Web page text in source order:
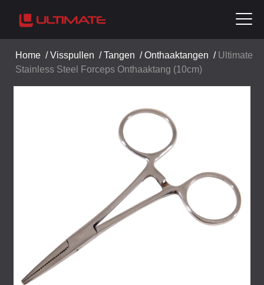
Home /Visspullen /Tangen /Onthaaktangen / Ultimate
Stainless Steel Forceps Onthaaktang (10cm)